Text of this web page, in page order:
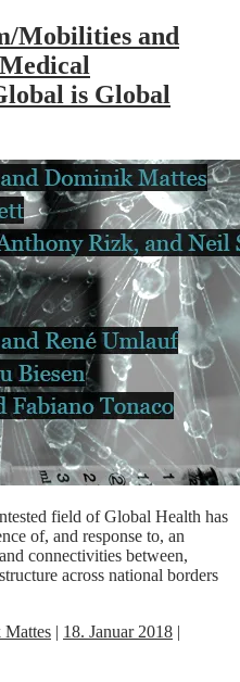
Mobilities and
is Global
field of Global Health has
of, and response to, an
connectivities between,
across national borders
| 18. Januar 2018 |